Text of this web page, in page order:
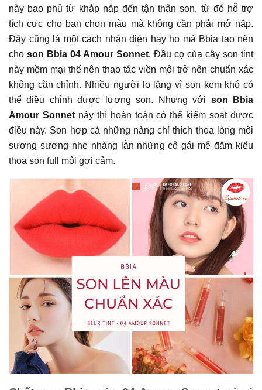
này bao phủ từ khắp nắp đến tận thân son, từ đó hỗ trợ
tích cực cho bạn chọn màu mà không cần phải mở nắp.
Đây cũng là một cách nhận diện hay ho mà Bbia tạo nên
cho son Bbia 04 Amour Sonnet. Đầu cọ của cây son tint
này mềm mại thế nên thao tác viền môi trở nên chuẩn xác
không cần chỉnh. Nhiều người lo lắng vì son kem khó có
thể điều chỉnh được lượng son. Nhưng với son Bbia
Amour Sonnetnày thì hoàn toàn có thể kiểm soát được
điều này. Son hợp cả những nàng chỉ thích thoa lòng môi
sương sương nhẹ nhàng lẫn những cô gái mê đắm kiểu
thoa son full môi gợi cảm.